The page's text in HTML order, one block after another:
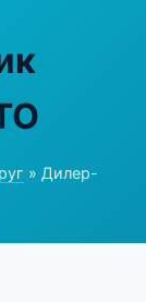
» Дилер-